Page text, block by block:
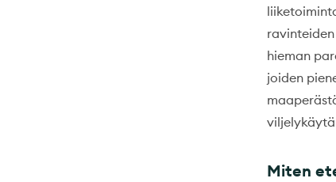
hieman
joiden
Miten